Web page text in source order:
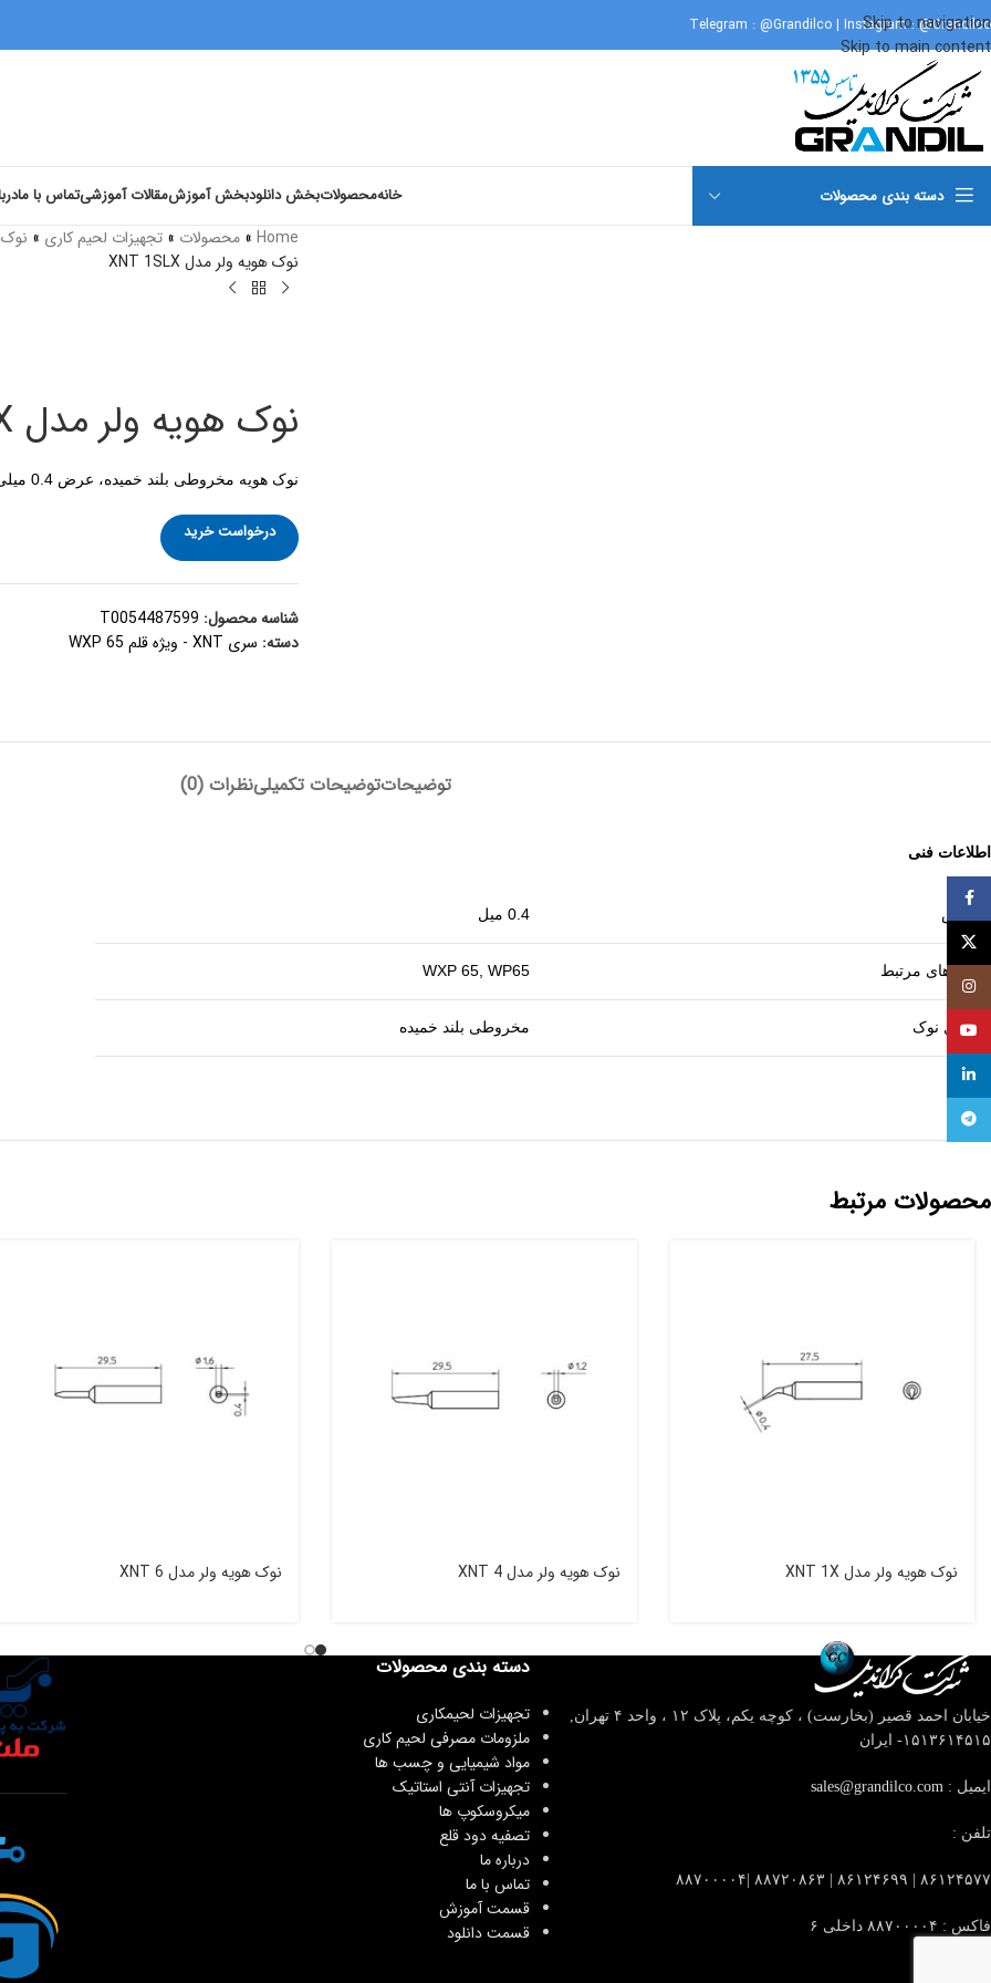
Skip to navigation
Skip to main content
Telegram : @Grandilco | Instagram :@Grandilco
دسته بندی محصولات خانهمحصولاتبخش دانلودبخش آموزشمقالات آموزشیتماس با ما
Home
» محصولات » تجهیزات لحیم کاری » نوک
نوک هویه ولر مدل XNT 1SLX
نوک هویه ولر مدل XNT 1SLX
نوک هویه مخروطی بلند خمیده، عرض 0.4 میلی متر، بسته بندی تکی
درخواست خرید
شناسه محصول: T0054487599
دسته: سری XNT - ویژه قلم WXP 65
توضیحاتتوضیحات تکمیلینظرات (0)
اطلاعات فنی
عرض 0.4 میل
قلم های مرتبط WXP 65, WP65
شکل نوک مخروطی بلند خمیده
محصولات مرتبط
نوک هویه ولر مدل XNT 1X نوک هویه ولر مدل XNT 4 نوک هویه ولر مدل XNT 6
خیابان احمد قصیر (بخارست) ، کوچه یکم، پلاک ۱۲ ، واحد ۴
تهران,
۱۵۱۳۶۱۴۵۱۵- ایران
ایمیل : sales@grandilco.com
تلفن :
۸۶۱۲۴۵۷۷ | ۸۶۱۲۴۶۹۹ | ۸۸۷۲۰۸۶۳ |۸۸۷۰۰۰۰۴
فاکس : ۸۸۷۰۰۰۰۴ داخلی ۶
دسته بندی محصولات
تجهیزات لحیمکاری
ملزومات مصرفی لحیم کاری
مواد شیمیایی و چسب ها
تجهیزات آنتی استاتیک
میکروسکوپ ها
تصفیه دود قلع
درباره ما
تماس با ما
قسمت آموزش
قسمت دانلود
X
Instagram
YouTube